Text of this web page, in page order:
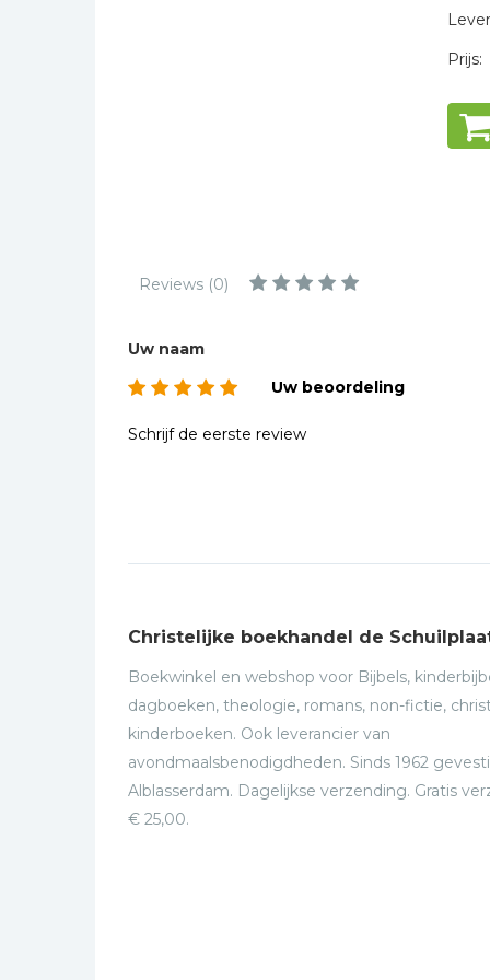
Toeristische kaarten en
gidsen
Prijs:
Reviews (0)
Uw naam
Uw beoordeling
Schrijf de eerste review
Christelijke boekhandel de
Boekwinkel en webshop voor Bijbels,
dagboeken, theologie, romans, non-fictie,
kinderboeken. Ook leverancier van
avondmaalsbenodigdheden. Sinds 1962
Alblasserdam. Dagelijkse verzending. Gratis
€ 25,00.